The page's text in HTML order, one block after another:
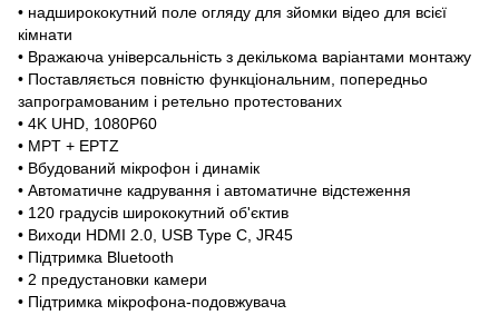
• надширококутний поле огляду для зйомки відео для всієї
кімнати
• Вражаюча універсальність з декількома варіантами монтажу
• Поставляється повністю функціональним, попередньо
запрограмованим і ретельно протестованих
• 4K UHD, 1080P60
• MPT + EPTZ
• Вбудований мікрофон і динамік
• Автоматичне кадрування і автоматичне відстеження
• 120 градусів ширококутний об'єктив
• Виходи HDMI 2.0, USB Type C, JR45
• Підтримка Bluetooth
• 2 предустановки камери
• Підтримка мікрофона-подовжувача